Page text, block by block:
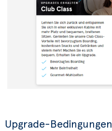
Upgrade-Bedingungen